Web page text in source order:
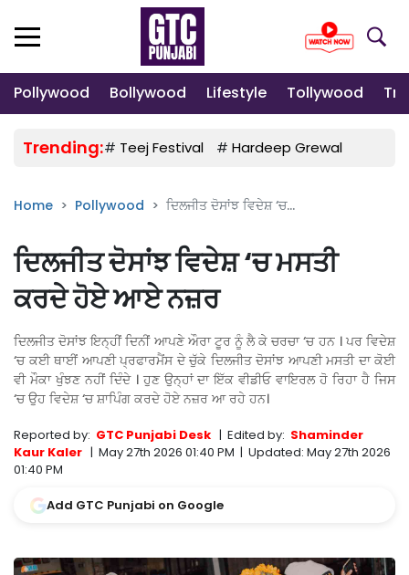
Pollywood Bollywood Lifestyle Tollywood
Trending:# Teej Festival # Hardeep Grewal
Home Pollywood ਦਿਲਜੀਤ ਦੋਸਾਂਝ ਵਿਦੇਸ਼ ‘ਚ...
ਦਿਲਜੀਤ ਦੋਸਾਂਝ ਵਿਦੇਸ਼ ‘ਚ ਮਸਤੀ
ਕਰਦੇ ਹੋਏ ਆਏ ਨਜ਼ਰ
ਦਿਲਜੀਤ ਦੋਸਾਂਝ ਇਨ੍ਹੀਂ ਦਿਨੀਂ ਆਪਣੇ ਔਰਾ ਟੂਰ ਨੂੰ ਲੈ ਕੇ ਚਰਚਾ ‘ਚ ਹਨ । ਪਰ ਵਿਦੇਸ਼
‘ਚ ਕਈ ਥਾਈਂ ਆਪਣੀ ਪ੍ਰਫਾਰਮੈਂਸ ਦੇ ਚੁੱਕੇ ਦਿਲਜੀਤ ਦੋਸਾਂਝ ਆਪਣੀ ਮਸਤੀ ਦਾ ਕੋਈ
ਵੀ ਮੌਕਾ ਖੁੰਝਣ ਨਹੀਂ ਦਿੰਦੇ । ਹੁਣ ਉਨ੍ਹਾਂ ਦਾ ਇੱਕ ਵੀਡੀਓ ਵਾਇਰਲ ਹੋ ਰਿਹਾ ਹੈ ਜਿਸ
‘ਚ ਉਹ ਵਿਦੇਸ਼ ‘ਚ ਸ਼ਾਪਿੰਗ ਕਰਦੇ ਹੋਏ ਨਜ਼ਰ ਆ ਰਹੇ ਹਨ।
Reported by: GTC Punjabi Desk | Edited by: Shaminder
Kaur Kaler | May 27th 2026 01:40 PM | Updated: May 27th 2026
01:40 PM
Add GTC Punjabi on Google